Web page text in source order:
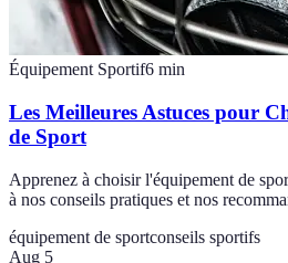
Équipement Sportif6 min
Les Meilleures Astuces pour
de Sport
Apprenez à choisir l'équipement de
à nos conseils pratiques et nos
équipement de sportconseils sportifs
Aug 5